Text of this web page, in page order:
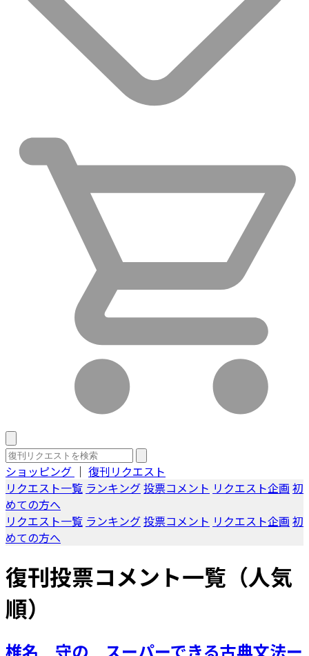
ショッピング ｜ 復刊リクエスト
リクエスト一覧 ランキング投票コメント リクエスト企画 初
めての方へ
リクエスト一覧 ランキング投票コメント リクエスト企画 初
めての方へ
復刊投票コメント一覧（人気
順）
椎名 守の スーパーできる古典文法ー